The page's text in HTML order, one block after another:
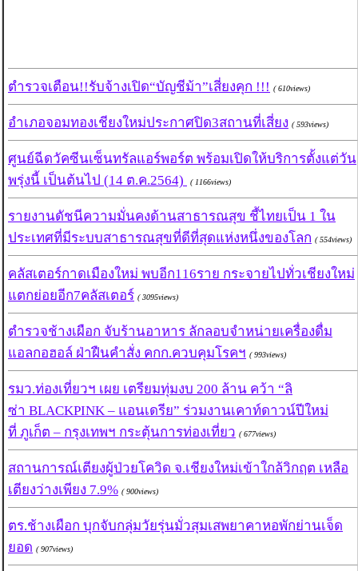
ตำรวจเตือน!!รับจ้างเปิด“บัญชีม้า”เสี่ยงคุก !!! ( 610views)
อำเภอจอมทองเชียงใหม่ประกาศปิด3สถานที่เสี่ยง ( 593views)
ศูนย์ฉีดวัคซีนเซ็นทรัลแอร์พอร์ต พร้อมเปิดให้บริการตั้งแต่วัน
พรุ่งนี้ เป็นต้นไป (14 ต.ค.2564)
( 1166views)
รายงานดัชนีความมั่นคงด้านสาธารณสุข ชี้ไทยเป็น 1 ใน
ประเทศที่มีระบบสาธารณสุขที่ดีที่สุดแห่งหนึ่งของโลก ( 554views)
คลัสเตอร์กาดเมืองใหม่ พบอีก116ราย กระจายไปทั่วเชียงใหม่
แตกย่อยอีก7คลัสเตอร์ ( 3095views)
ตำรวจช้างเผือก จับร้านอาหาร ลักลอบจำหน่ายเครื่องดื่ม
แอลกอฮอล์ ฝ่าฝืนคำสั่ง คกก.ควบคุมโรคฯ ( 993views)
รมว.ท่องเที่ยวฯ เผย เตรียมทุ่มงบ 200 ล้าน คว้า “ลิ
ซ่า BLACKPINK – แอนเดรีย” ร่วมงานเคาท์ดาวน์ปีใหม่
ที่ ภูเก็ต – กรุงเทพฯ กระตุ้นการท่องเที่ยว ( 677views)
สถานการณ์เตียงผู้ป่วยโควิด จ.เชียงใหม่เข้าใกล้วิกฤต เหลือ
เตียงว่างเพียง 7.9% ( 900views)
ตร.ช้างเผือก บุกจับกลุ่มวัยรุ่นมั่วสุมเสพยาคาหอพักย่านเจ็ด
ยอด ( 907views)